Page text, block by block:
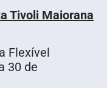
Tivoli Maiorana
Flexível
30 de